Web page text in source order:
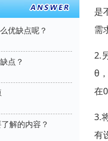
优缺点呢？
点？
解的内容？
是
需
2.
θ
在
3.
有